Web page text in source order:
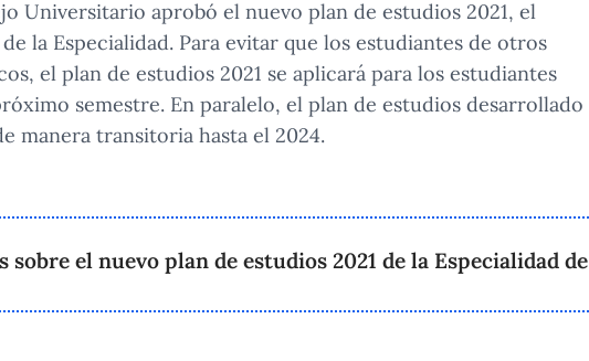
Universitario aprobó el nuevo plan de estudios 2021, el
la Especialidad. Para evitar que los estudiantes de otros
el plan de estudios 2021 se aplicará para los estudiantes
semestre. En paralelo, el plan de estudios desarrollado
manera transitoria hasta el 2024.
sobre el nuevo plan de estudios 2021 de la Especialidad de